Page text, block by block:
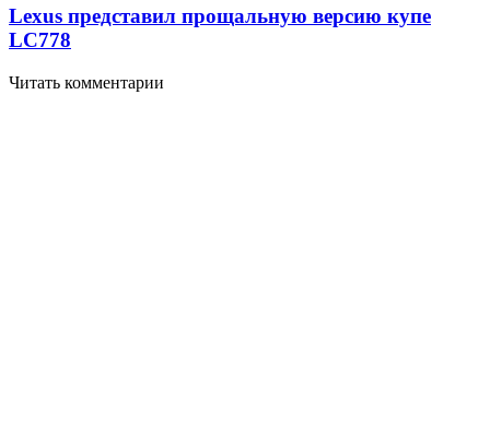
Lexus представил прощальную версию купе
LC778
Читать комментарии